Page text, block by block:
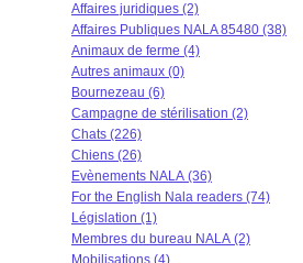
Affaires juridiques (2)
Affaires Publiques NALA 85480 (38)
Animaux de ferme (4)
Autres animaux (0)
Bournezeau (6)
Campagne de stérilisation (2)
Chats (226)
Chiens (26)
Evènements NALA (36)
For the English Nala readers (74)
Législation (1)
Membres du bureau NALA (2)
Mobilisations (4)